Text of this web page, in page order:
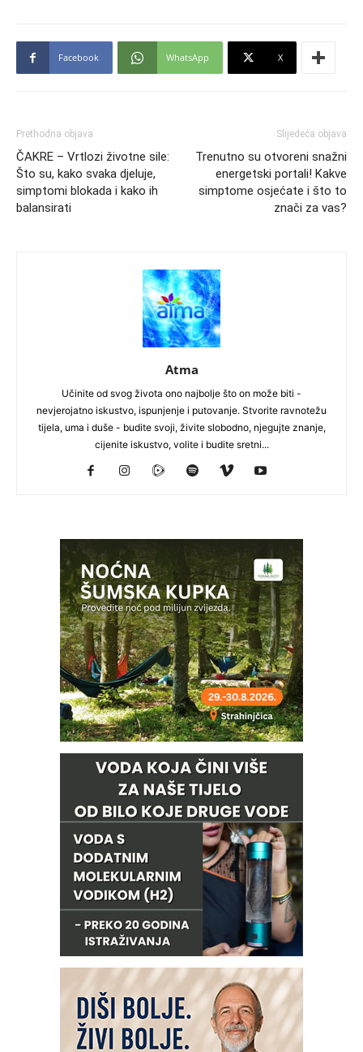
Facebook WhatsApp X
Prethodna objava
ČAKRE – Vrtlozi životne sile:
Što su, kako svaka djeluje,
simptomi blokada i kako ih
balansirati
Slijedeća objava
Trenutno su otvoreni snažni
energetski portali! Kakve
simptome osjećate i što to
znači za vas?
Atma
Učinite od svog života ono najbolje što on može biti -
nevjerojatno iskustvo, ispunjenje i putovanje. Stvorite ravnotežu
tijela, uma i duše - budite svoji, živite slobodno, njegujte znanje,
cijenite iskustvo, volite i budite sretni...